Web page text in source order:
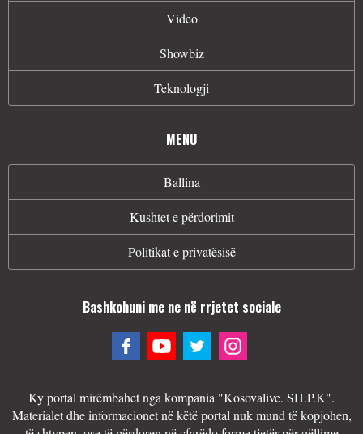
Video
Showbiz
Teknologji
MENU
Ballina
Kushtet e përdorimit
Politikat e privatësisë
Bashkohuni me ne në rrjetet sociale
Ky portal mirëmbahet nga kompania "Kosovalive. SH.P.K".
Materialet dhe informacionet në këtë portal nuk mund të kopjohen,